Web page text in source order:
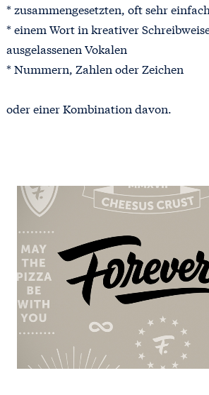
* zusammengesetzten, oft sehr
* einem Wort in kreativer
ausgelassenen Vokalen
* Nummern, Zahlen oder Zeichen
oder einer Kombination davon.